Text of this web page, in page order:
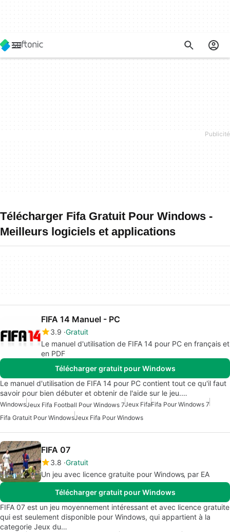
Télécharger Fifa Gratuit Pour Windows -
Meilleurs logiciels et applications
FIFA 14 Manuel - PC
3.9 Gratuit
Le manuel d'utilisation de FIFA 14 pour PC en français et
en PDF
Télécharger gratuit pour Windows
Le manuel d'utilisation de FIFA 14 pour PC contient tout ce qu'il faut
savoir pour bien débuter et obtenir de l'aide sur le jeu.…
WindowsJeux Fifa Football Pour Windows 7Jeux FifaFifa Pour Windows 7
Fifa Gratuit Pour WindowsJeux Fifa Pour Windows
FIFA 07
3.8 Gratuit
Un jeu avec licence gratuite pour Windows‚ par EA
Télécharger gratuit pour Windows
FIFA 07 est un jeu moyennement intéressant et avec licence gratuite
qui est seulement disponible pour Windows, qui appartient à la
categorie Jeux du…